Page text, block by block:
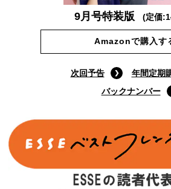
9月号特装版 (定価
Amazonで購入す
次回予告
年間定期
バックナンバー